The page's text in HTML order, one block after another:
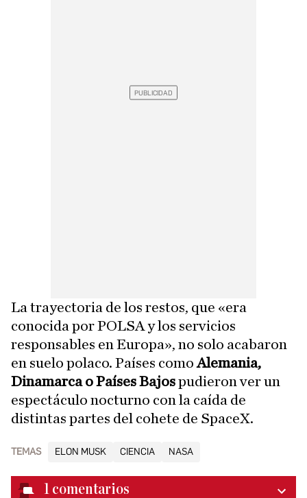
La trayectoria de los restos, que «era
conocida por POLSA y los servicios
responsables en Europa», no solo acabaron
en suelo polaco. Países comoAlemania,
Dinamarca o Países Bajospudieron ver un
espectáculo nocturno con la caída de
distintas partes del cohete de SpaceX.
TEMAS ELON MUSK CIENCIA NASA
1 comentarios